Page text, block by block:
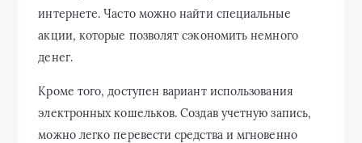
интернете. Часто можно найти специальные
акции, которые позволят сэкономить немного
денег.
Кроме того, доступен вариант использования
электронных кошельков. Создав учетную запись,
можно легко перевести средства и мгновенно